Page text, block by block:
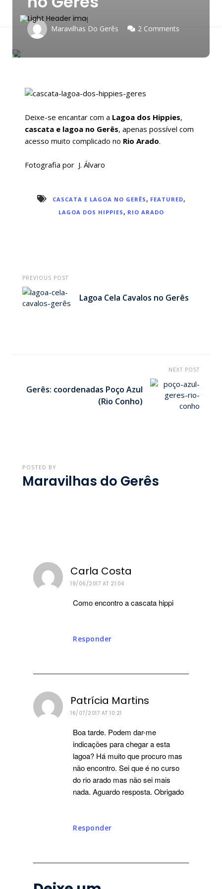
Maravilhas Do Gerês 2 Comments
Deixe-se encantar com a Lagoa dos Hippies,
cascata e lagoa no Gerês, apenas possível com
acesso muito complicado no Rio Arado.
Fotografia por J. Álvaro
CASCATA E LAGOA NO GERÊS , FEATURED,
LAGOA DOS HIPPIES , RIO ARADO
PREVIOUS POST
Lagoa Cela Cavalos no Gerês
NEXT POST
Gerês: coordenadas Poço Azul
(Rio Conho)
POSTED BY
Maravilhas do Gerês
Carla Costa
19/06/2017 AT 21:04
Como encontro a cascata hippi
Responder
Patrícia Martins
16/07/2017 AT 10:21
Boa tarde. Podem dar-me
indicações para chegar a esta
lagoa? Há muito que procuro mas
não encontro. Sei que é no curso
do rio arado mas não sei mais
nada. Aguardo resposta. Obrigado
Responder